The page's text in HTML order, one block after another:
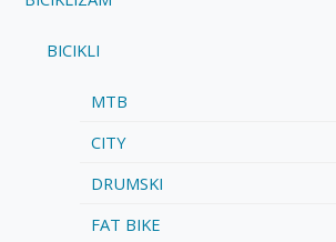
BICIKLI
MTB
CITY
DRUMSKI
FAT BIKE